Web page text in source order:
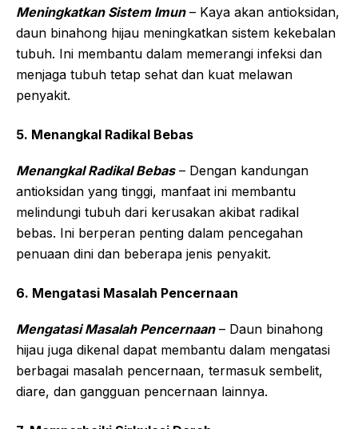
Meningkatkan Sistem Imun– Kaya akan antioksidan,
daun binahong hijau meningkatkan sistem kekebalan
tubuh. Ini membantu dalam memerangi infeksi dan
menjaga tubuh tetap sehat dan kuat melawan
penyakit.
5. Menangkal Radikal Bebas
Menangkal Radikal Bebas– Dengan kandungan
antioksidan yang tinggi, manfaat ini membantu
melindungi tubuh dari kerusakan akibat radikal
bebas. Ini berperan penting dalam pencegahan
penuaan dini dan beberapa jenis penyakit.
6. Mengatasi Masalah Pencernaan
Mengatasi Masalah Pencernaan– Daun binahong
hijau juga dikenal dapat membantu dalam mengatasi
berbagai masalah pencernaan, termasuk sembelit,
diare, dan gangguan pencernaan lainnya.